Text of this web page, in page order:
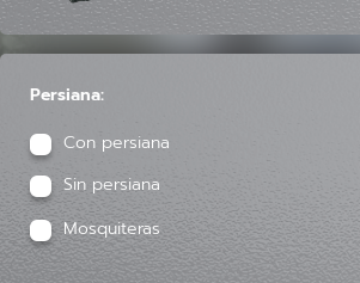
Persiana:
Con persiana
Sin persiana
Mosquiteras